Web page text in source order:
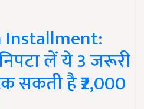
Installment:
लें ये 3 जरूरी
सकती है ₹2,000